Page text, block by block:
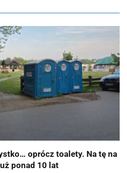
oprócz toalety. Na tę na
ponad 10 lat